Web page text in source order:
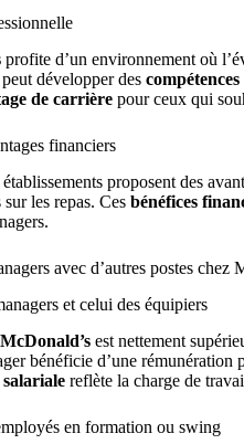
profite d’un environnement où
développer des
de carrière pour ceux qui
financiers
proposent des
les repas. Ces bénéfices
avec d’autres postes chez
et celui des équipiers
est nettement
bénéficie d’une rémunération
reflète la charge de
en formation ou swing